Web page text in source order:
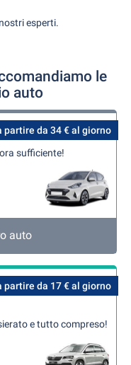
esperti.
le
auto
partire da 34 € al giorno
sufficiente!
auto
partire da 17 € al giorno
e tutto compreso!